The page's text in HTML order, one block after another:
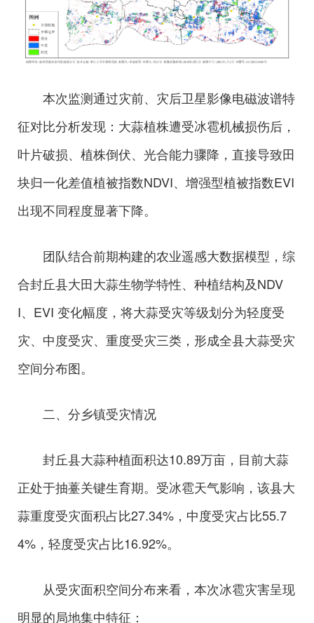
本次监测通过灾前、灾后卫星影像电磁波谱特
征对比分析发现：大蒜植株遭受冰雹机械损伤后，
叶片破损、植株倒伏、光合能力骤降，直接导致田
块归一化差值植被指数NDVI、增强型植被指数EVI
出现不同程度显著下降。
团队结合前期构建的农业遥感大数据模型，综
合封丘县大田大蒜生物学特性、种植结构及NDV
I、EVI 变化幅度，将大蒜受灾等级划分为轻度受
灾、中度受灾、重度受灾三类，形成全县大蒜受灾
空间分布图。
二、分乡镇受灾情况
封丘县大蒜种植面积达10.89万亩，目前大蒜
正处于抽薹关键生育期。受冰雹天气影响，该县大
蒜重度受灾面积占比27.34%，中度受灾占比55.7
4%，轻度受灾占比16.92%。
从受灾面积空间分布来看，本次冰雹灾害呈现
明显的局地集中特征：